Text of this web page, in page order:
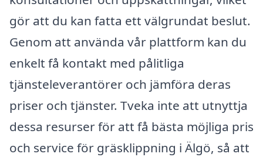
gör att du kan fatta ett välgrundat beslut.
Genom att använda vår plattform kan du
enkelt få kontakt med pålitliga
tjänsteleverantörer och jämföra deras
priser och tjänster. Tveka inte att utnyttja
dessa resurser för att få bästa möjliga pris
och service för gräsklippning i Älgö, så att